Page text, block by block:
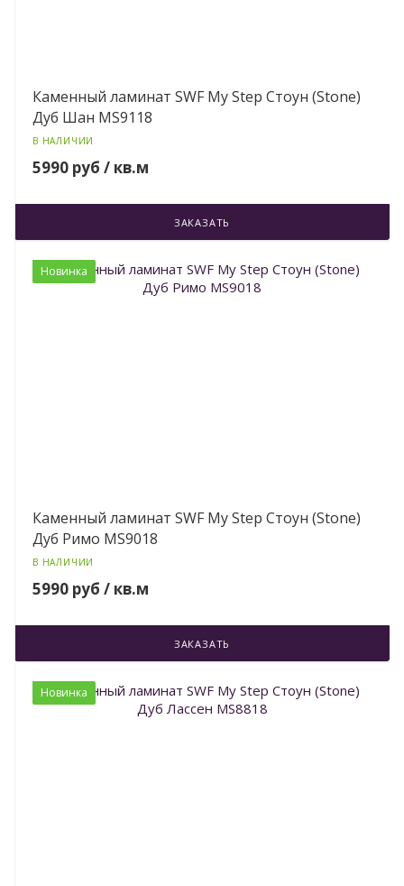
Каменный ламинат SWF My Step Стоун (Stone)
Дуб Шан MS9118
В НАЛИЧИИ
5990 руб / кв.м
ЗАКАЗАТЬ
Новинка
Каменный ламинат SWF My Step Стоун (Stone)
Дуб Римо MS9018
В НАЛИЧИИ
5990 руб / кв.м
ЗАКАЗАТЬ
Новинка